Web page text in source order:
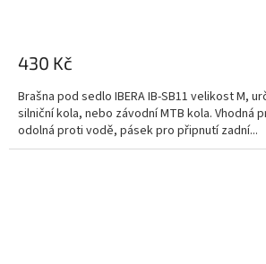
430 Kč
Brašna pod sedlo IBERA IB-SB11 velikost M,
silniční kola, nebo závodní MTB kola. Vhodná
odolná proti vodě, pásek pro připnutí zadní...